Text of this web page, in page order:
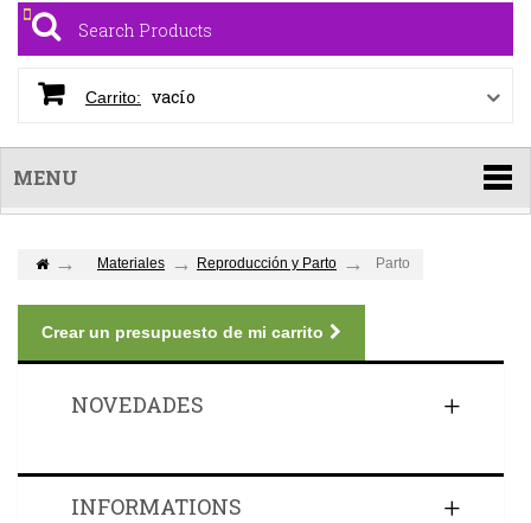
Carrito: vacío
MENU
Materiales Reproducción y Parto Parto
Crear un presupuesto de mi carrito
NOVEDADES
INFORMATIONS